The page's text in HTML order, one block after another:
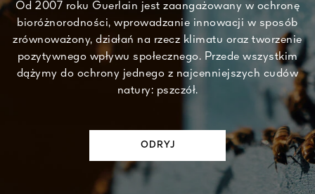
Od 2007 roku Guerlain jest zaangażowany w ochronę
bioróżnorodności, wprowadzanie innowacji w sposób
zrównoważony, działań na rzecz klimatu oraz tworzenie
pozytywnego wpływu społecznego. Przede wszystkim
dążymy do ochrony jednego z najcenniejszych cudów
natury: pszczół.​
ODRYJ​